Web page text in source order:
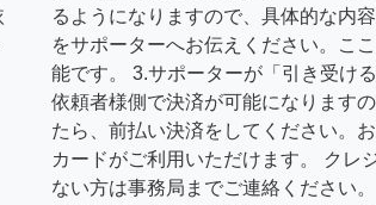
るようになりますので、具体的な内
をサポーターへお伝えください。こ
能です。 3.サポーターが「引き受け
依頼者様側で決済が可能になります
たら、前払い決済をしてください。
カードがご利用いただけます。 クレ
ない方は事務局までご連絡ください